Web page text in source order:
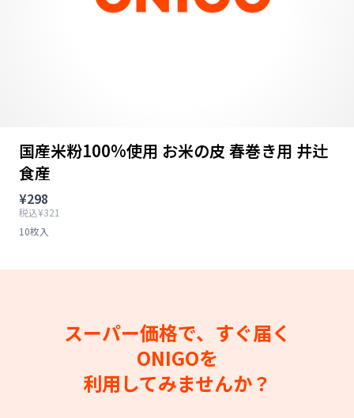
国産米粉100%使用 お米の皮 春巻き用 井辻
食産
¥298
税込¥321
10枚入
スーパー価格で、すぐ届く
ONIGOを
利用してみませんか？